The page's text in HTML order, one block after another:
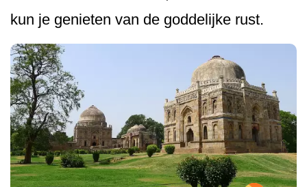
kun je genieten van de goddelijke rust.